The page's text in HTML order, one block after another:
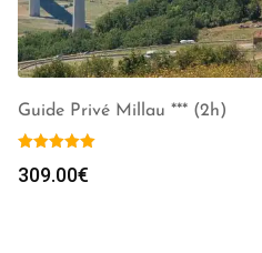
Guide Privé Millau *** (2h)
309.00€